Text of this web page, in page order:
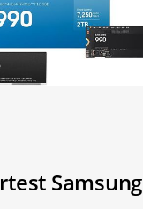
Samsung